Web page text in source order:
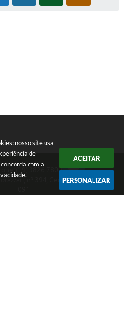
nosso site usa
de
com a
.
ACEITAR
PERSONALIZAR
(19) 3826-7800
nº 394, Centro | CEP: 13280-